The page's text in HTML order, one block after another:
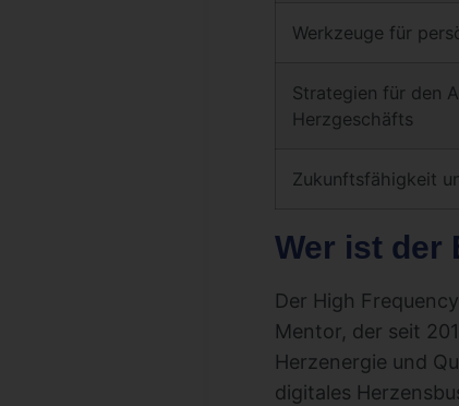
Werkzeuge für
Strategien für den
Herzgeschäfts
Zukunftsfähigkeit
Wer ist der
Der High
Mentor, der seit
Herzenergie und
digitales